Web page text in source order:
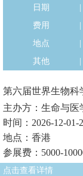
日期
费用
地点
其他
第六届世界生物科
主办方：生命与
时间：2026-12-01-
地点：香港
参展费：5000-
点击查看详情